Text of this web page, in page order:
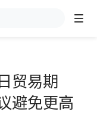
贸易期
避免更高